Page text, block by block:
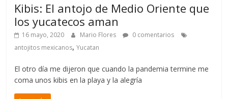
Kibis: El antojo de Medio Oriente que
los yucatecos aman
16 mayo, 2020 Mario Flores
0 comentarios
antojitos mexicanos,Yucatan
El otro día me dijeron que cuando la pandemia termine me
coma unos kibis en la playa y la alegría